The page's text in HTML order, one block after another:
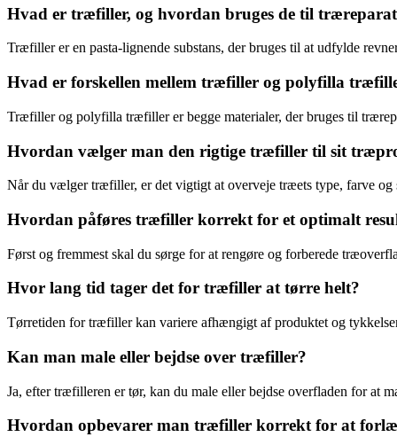
Hvad er træfiller, og hvordan bruges de til
Træfiller er en pasta-lignende substans, der bruges til at udfylde
Hvad er forskellen mellem træfiller og polyfilla
Træfiller og polyfilla træfiller er begge materialer, der bruges til
Hvordan vælger man den rigtige træfiller til sit
Når du vælger træfiller, er det vigtigt at overveje træets type, farve og
Hvordan påføres træfiller korrekt for et optimalt
Først og fremmest skal du sørge for at rengøre og forberede
Hvor lang tid tager det for træfiller at tørre helt?
Tørretiden for træfiller kan variere afhængigt af produktet og
Kan man male eller bejdse over træfiller?
Ja, efter træfilleren er tør, kan du male eller bejdse overfladen for at
Hvordan opbevarer man træfiller korrekt for at